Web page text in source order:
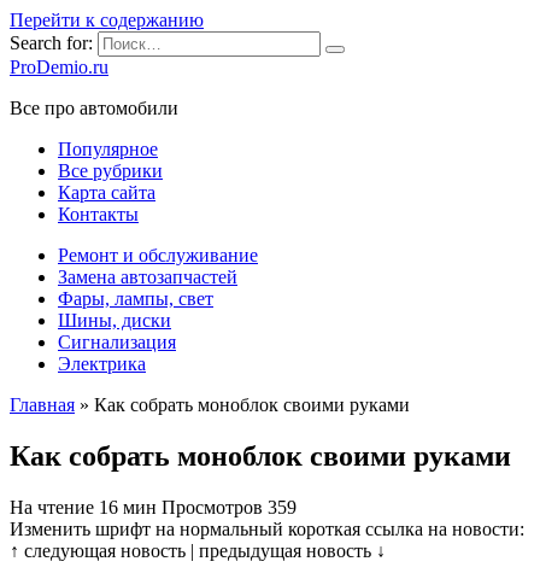
Перейти к содержанию
Search for:
ProDemio.ru
Все про автомобили
Популярное
Все рубрики
Карта сайта
Контакты
Ремонт и обслуживание
Замена автозапчастей
Фары, лампы, свет
Шины, диски
Сигнализация
Электрика
Главная » Как собрать моноблок своими руками
Как собрать моноблок своими руками
На чтение 16 мин Просмотров 359
Изменить шрифт на нормальный короткая ссылка на новости:
↑ следующая новость | предыдущая новость ↓